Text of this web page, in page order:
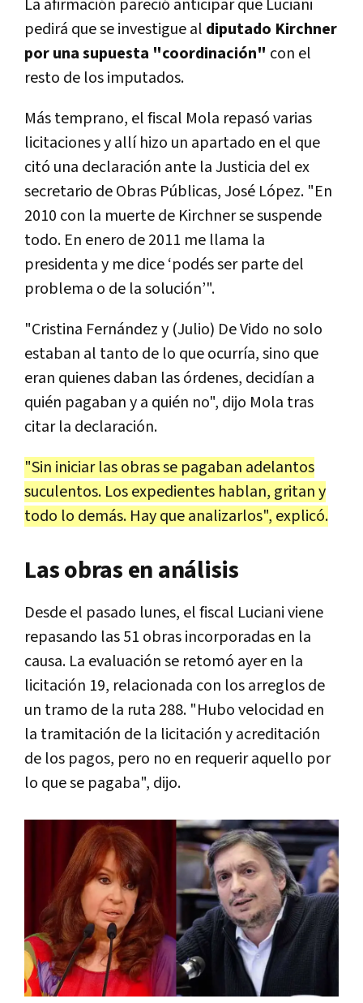
La afirmación pareció anticipar que Luciani
pedirá que se investigue al diputado Kirchner
por una supuesta "coordinación" con el
resto de los imputados.
Más temprano, el fiscal Mola repasó varias
licitaciones y allí hizo un apartado en el que
citó una declaración ante la Justicia del ex
secretario de Obras Públicas, José López. "En
2010 con la muerte de Kirchner se suspende
todo. En enero de 2011 me llama la
presidenta y me dice ‘podés ser parte del
problema o de la solución’".
"Cristina Fernández y (Julio) De Vido no solo
estaban al tanto de lo que ocurría, sino que
eran quienes daban las órdenes, decidían a
quién pagaban y a quién no", dijo Mola tras
citar la declaración.
"Sin iniciar las obras se pagaban adelantos
suculentos. Los expedientes hablan, gritan y
todo lo demás. Hay que analizarlos", explicó.
Las obras en análisis
Desde el pasado lunes, el fiscal Luciani viene
repasando las 51 obras incorporadas en la
causa. La evaluación se retomó ayer en la
licitación 19, relacionada con los arreglos de
un tramo de la ruta 288. "Hubo velocidad en
la tramitación de la licitación y acreditación
de los pagos, pero no en requerir aquello por
lo que se pagaba", dijo.